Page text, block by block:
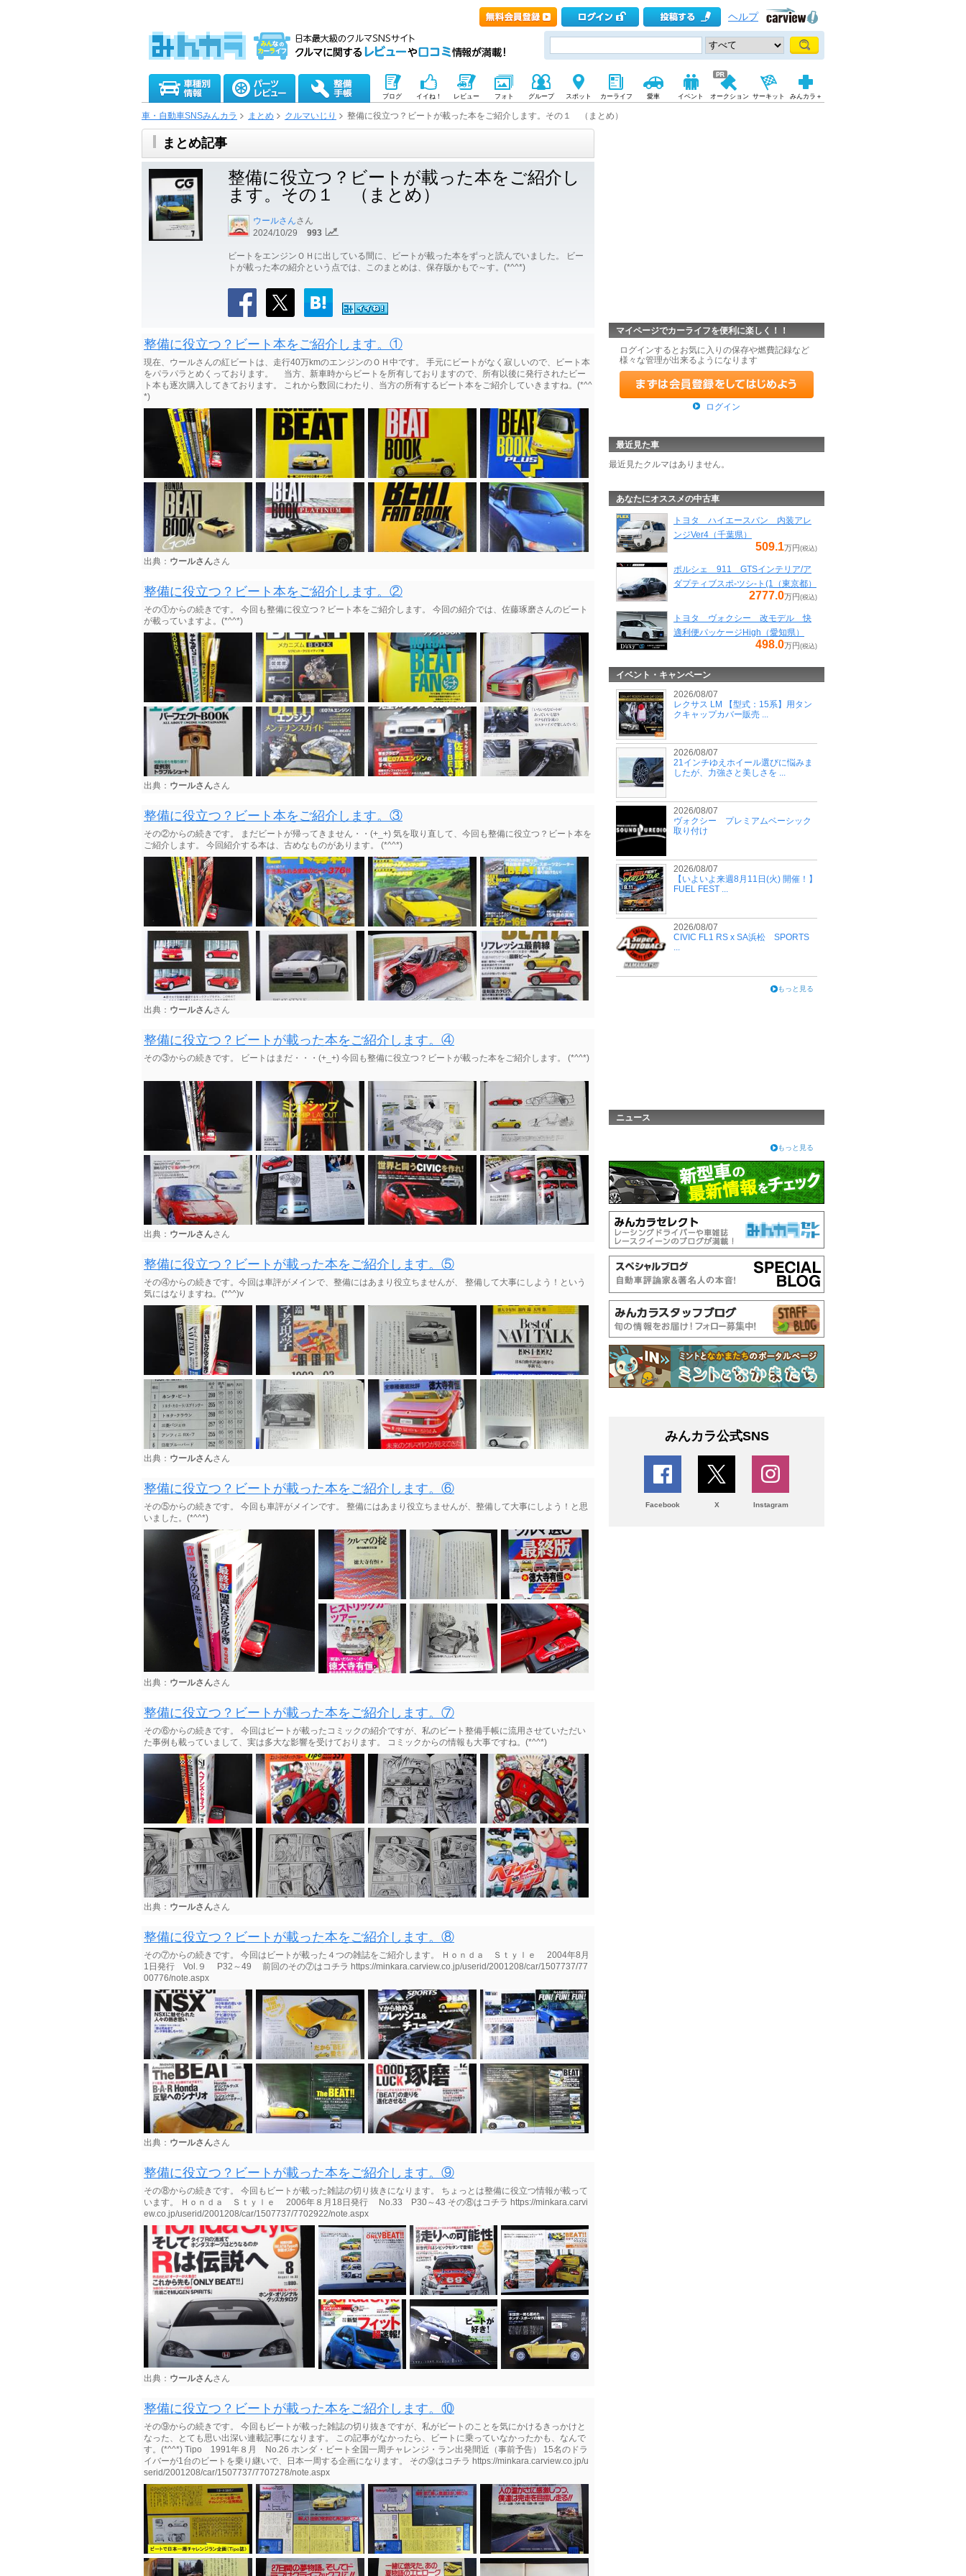
ヘルプ
ブログ イイね！ レビュー フォト グループ スポット カーライフ 愛車 イベント オークション サーキット みんカラ＋
車・自動車SNSみんカラ まとめ クルマいじり 整備に役立つ？ビートが載った本をご紹介します。その１ （まとめ）
まとめ記事
整備に役立つ？ビートが載った本をご紹介し
ます。その１ （まとめ）
ウールさんさん
2024/10/29
993
ビートをエンジンＯＨに出している間に、ビートが載った本をずっと読んでいました。 ビー
トが載った本の紹介という点では、このまとめは、保存版かもで～す。(*^^*)
整備に役立つ？ビート本をご紹介します。①
現在、ウールさんの紅ビートは、走行40万kmのエンジンのＯＨ中です。 手元にビートがなく寂しいので、ビート本
をパラパラとめくっております。 当方、新車時からビートを所有しておりますので、所有以後に発行されたビー
ト本も逐次購入してきております。 これから数回にわたり、当方の所有するビート本をご紹介していきますね。(*^^
*)
出典： ウールさんさん
整備に役立つ？ビート本をご紹介します。②
その①からの続きです。 今回も整備に役立つ？ビート本をご紹介します。 今回の紹介では、佐藤琢磨さんのビート
が載っていますよ。(*^^*)
出典： ウールさんさん
整備に役立つ？ビート本をご紹介します。③
その②からの続きです。 まだビートが帰ってきません・・(+_+) 気を取り直して、今回も整備に役立つ？ビート本を
ご紹介します。 今回紹介する本は、古めなものがあります。 (*^^*)
出典： ウールさんさん
整備に役立つ？ビートが載った本をご紹介します。④
その③からの続きです。 ビートはまだ・・・(+_+) 今回も整備に役立つ？ビートが載った本をご紹介します。 (*^^*)
出典： ウールさんさん
整備に役立つ？ビートが載った本をご紹介します。⑤
その④からの続きです。今回は車評がメインで、整備にはあまり役立ちませんが、 整備して大事にしよう！という
気にはなりますね。(*^^)v
出典： ウールさんさん
整備に役立つ？ビートが載った本をご紹介します。⑥
その⑤からの続きです。 今回も車評がメインです。 整備にはあまり役立ちませんが、整備して大事にしよう！と思
いました。(*^^*)
出典： ウールさんさん
整備に役立つ？ビートが載った本をご紹介します。⑦
その⑥からの続きです。 今回はビートが載ったコミックの紹介ですが、私のビート整備手帳に流用させていただい
た事例も載っていまして、実は多大な影響を受けております。 コミックからの情報も大事ですね。(*^^*)
出典： ウールさんさん
整備に役立つ？ビートが載った本をご紹介します。⑧
その⑦からの続きです。 今回はビートが載った４つの雑誌をご紹介します。 Ｈｏｎｄａ Ｓｔｙｌｅ 2004年8月
1日発行 Vol.９ P32～49 前回のその⑦はコチラ https://minkara.carview.co.jp/userid/2001208/car/1507737/77
00776/note.aspx
出典： ウールさんさん
整備に役立つ？ビートが載った本をご紹介します。⑨
その⑧からの続きです。 今回もビートが載った雑誌の切り抜きになります。 ちょっとは整備に役立つ情報が載って
います。 Ｈｏｎｄａ Ｓｔｙｌｅ 2006年８月18日発行 No.33 P30～43 その⑧はコチラ https://minkara.carvi
ew.co.jp/userid/2001208/car/1507737/7702922/note.aspx
出典： ウールさんさん
整備に役立つ？ビートが載った本をご紹介します。⑩
その⑨からの続きです。 今回もビートが載った雑誌の切り抜きですが、私がビートのことを気にかけるきっかけと
なった、とても思い出深い連載記事になります。 この記事がなかったら、ビートに乗っていなかったかも、なんで
す。(*^^*) Tipo 1991年８月 No.26 ホンダ・ビート全国一周チャレンジ・ラン出発間近（事前予告） 15名のドラ
イバーが1台のビートを乗り継いで、日本一周する企画になります。 その⑨はコチラ https://minkara.carview.co.jp/u
serid/2001208/car/1507737/7707278/note.aspx
マイページでカーライフを便利に楽しく！！
ログインするとお気に入りの保存や燃費記録など
様々な管理が出来るようになります
ログイン
最近見た車
最近見たクルマはありません。
あなたにオススメの中古車
トヨタ ハイエースバン 内装アレ
ンジVer4（千葉県）
509.1万円(税込)
ポルシェ 911 GTSインテリア/ア
ダプティブスポ-ツシ-ト(1（東京都）
2777.0万円(税込)
トヨタ ヴォクシー 改モデル 快
適利便パッケージHigh（愛知県）
498.0万円(税込)
イベント・キャンペーン
2026/08/07
レクサス LM 【型式：15系】用タン
クキャップカバー販売 ...
2026/08/07
21インチゆえホイール選びに悩みま
したが、力強さと美しさを ...
2026/08/07
ヴォクシー プレミアムベーシック
取り付け
2026/08/07
【いよいよ来週8月11日(火) 開催！】
FUEL FEST ...
2026/08/07
CIVIC FL1 RS x SA浜松 SPORTS
...
もっと見る
ニュース
もっと見る
みんカラ公式SNS
Facebook X Instagram